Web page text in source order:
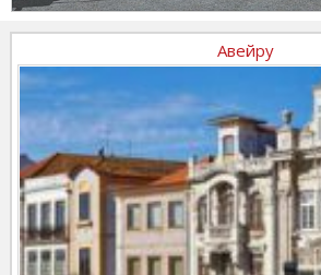
Авейру